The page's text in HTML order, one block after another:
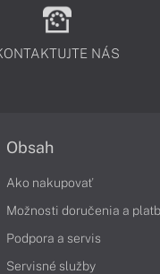
NÁS
Obsah
Ako nakupovať
Možnosti doručenia a
Podpora a servis
Servisné služby